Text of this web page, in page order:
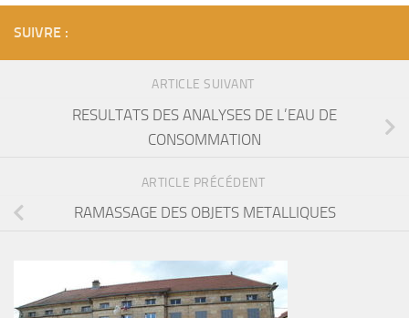
SUIVRE :
ARTICLE SUIVANT
RESULTATS DES ANALYSES DE L’EAU DE
CONSOMMATION
ARTICLE PRÉCÉDENT
RAMASSAGE DES OBJETS METALLIQUES